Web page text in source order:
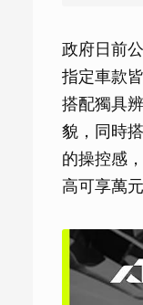
政府日前
指定車款
搭配獨具
貌，同時
的操控感
高可享萬